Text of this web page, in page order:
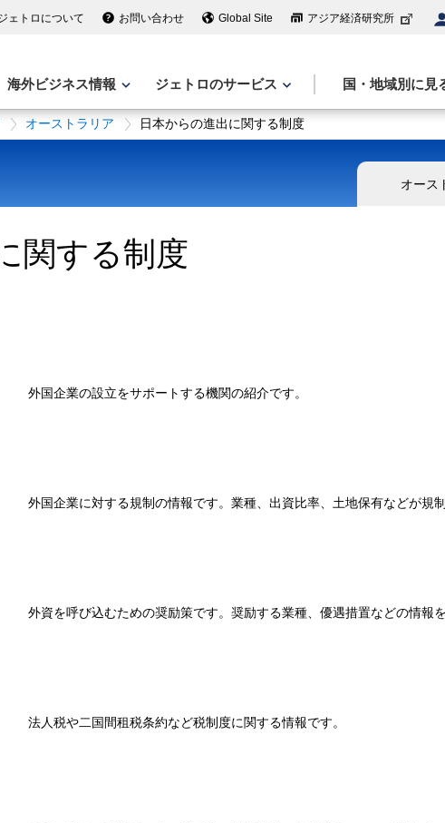
ェトロについて お問い合わせ Global Site アジア経済研究所
海外ビジネス情報 ジェトロのサービス 国・地域別に見
オーストラリア 日本からの進出に関する制度
オース
関する制度
外国企業の設立をサポートする機関の紹介です。
外国企業に対する規制の情報です。業種、出資比率、土地保有などが規
外資を呼び込むための奨励策です。奨励する業種、優遇措置などの情報
法人税や二国間租税条約など税制度に関する情報です。